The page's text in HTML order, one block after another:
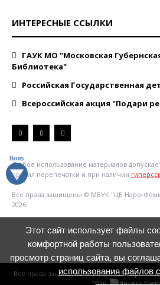
ИНТЕРЕСНЫЕ ССЫЛКИ
ГАУК МО "Московская
Библиотека"
Российская Государственная
Всероссийская акция "Подари
Любое использование материалов
правил перепечатки и при наличии
Все права защищены © МБУК "ЦБ Наро-
2026.
Все права защищены © МБУК "ЦБ Наро-
2026.
Этот сайт использует файлы
комфортной работы
просмотр страниц сайта, вы
использования файлов